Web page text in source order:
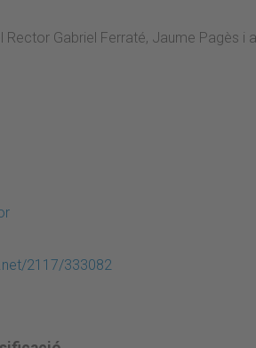
Rector Gabriel Ferraté, Jaume Pagès i
2117/333082